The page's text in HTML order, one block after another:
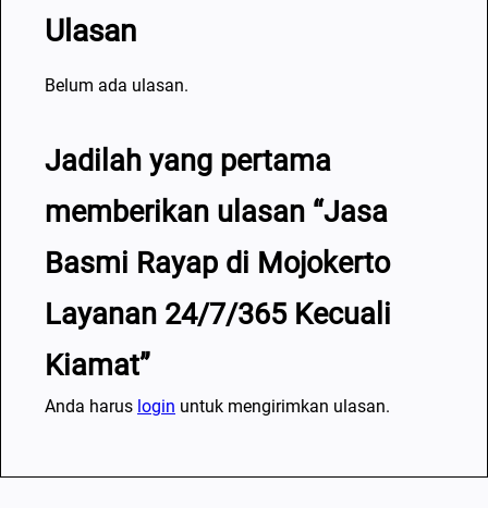
Ulasan
Belum ada ulasan.
Jadilah yang pertama
memberikan ulasan “Jasa
Basmi Rayap di Mojokerto
Layanan 24/7/365 Kecuali
Kiamat”
Anda harus login untuk mengirimkan ulasan.